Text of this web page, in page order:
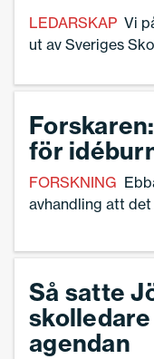
LEDARSKAP Vi
ut av Sveriges
ut att hinna
enkät. Stort tack
för
FORSKNING
avhandling att
Sverige. Nu vill
samtidigt
friskolor.
Så satte
agendan